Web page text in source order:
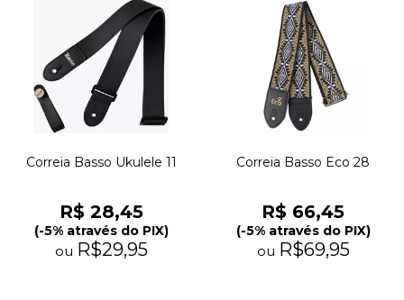
Correia Basso Ukulele 11
R$ 28,45
(-5% através do PIX)
ou R$29,95
Correia Basso Eco 28
R$ 66,45
(-5% através do PIX)
ou R$69,95